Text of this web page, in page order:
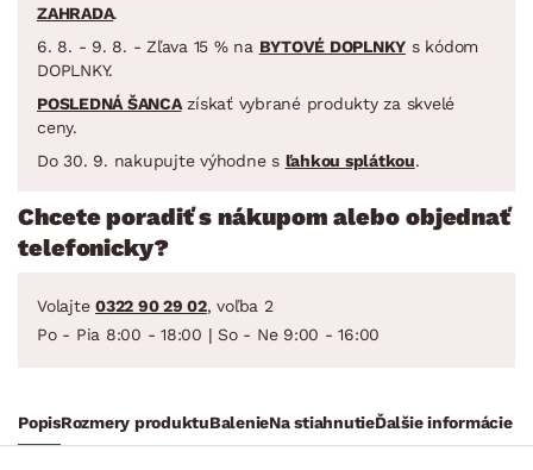
ZAHRADA.
6. 8. - 9. 8. - Zľava 15 % na BYTOVÉ DOPLNKY s kódom
DOPLNKY.
POSLEDNÁ ŠANCAzískať vybrané produkty za skvelé
ceny.
Do 30. 9. nakupujte výhodne s ľahkou splátkou.
Chcete poradiť s nákupom alebo objednať
telefonicky?
Volajte 0322 90 29 02, voľba 2
Po - Pia 8:00 - 18:00 | So - Ne 9:00 - 16:00
PopisRozmery produktuBalenieNa stiahnutieĎalšie informácie